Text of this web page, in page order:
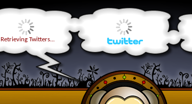
Retrieving Twitters...